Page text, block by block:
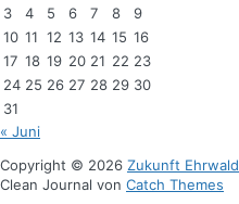
3
4 5 6 7 8
9
10 11 12 13 14 15 16
17 18 19 20 21 22 23
24 25 26 27 28 29 30
31
« Juni
Copyright © 2026 Zukunft Ehrwald
Clean Journal von Catch Themes